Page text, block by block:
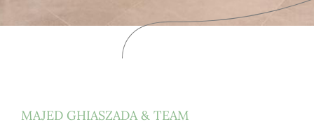
MAJED GHIASZADA & TEAM